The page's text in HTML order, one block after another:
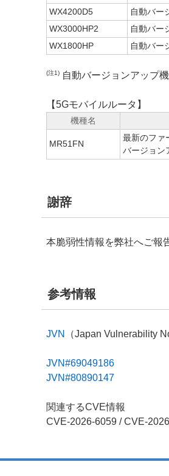
WX4200D5
自動バー
WX3000HP2
自動バー
WX1800HP
自動バー
(注1) 自動バージョンアップ
【5Gモバイルルータ】
機種名
MR51FN
最新のファ
バージョン
謝辞
本脆弱性情報を弊社へご報
参考情報
JVN （Japan Vulnerability
JVN#69049186
JVN#80890147
関連するCVE情報
CVE-2026-6059 / CVE-